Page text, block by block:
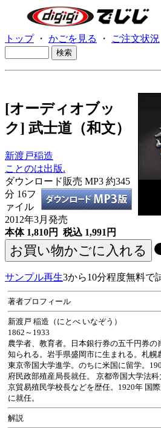
トップ・ かごを見る ・ ご注文状況
[オーディオブッ
ク] 武士道（和文）
新渡戸稲造
ことのは出版.
ダウンロード販売 MP3 約345
分 16フ
ァイル
2012年3月発売
本体 1,810円 税込 1,991円
サンプル再生3から10分程度無料で
著者プロフィール
新渡戸 稲造（にとべ いなぞう）
1862～1933
農学者、教育者。日本銀行券の五千円券の
知られる。岩手県盛岡市に生まれる。札幌
東京帝国大学進学。のちに米国に留学。
府民政部殖産局長就任。 京都帝国大学法
京貿易殖民学校長などを歴任。1920年 国
に就任。
解説